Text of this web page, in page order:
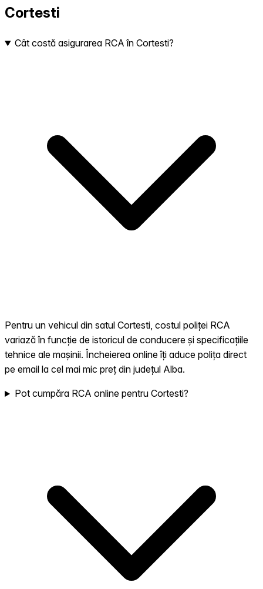
Cortesti
Cât costă asigurarea RCA în Cortesti?
Pentru un vehicul din satul Cortesti, costul poliței RCA
variază în funcție de istoricul de conducere și specificațiile
tehnice ale mașinii. Încheierea online îți aduce polița direct
pe email la cel mai mic preț din județul Alba.
Pot cumpăra RCA online pentru Cortesti?